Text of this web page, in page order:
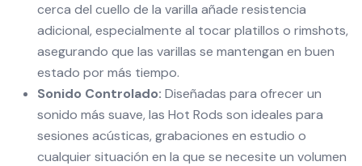
cerca del cuello de la varilla añade resistencia
adicional, especialmente al tocar platillos o rimshots,
asegurando que las varillas se mantengan en buen
estado por más tiempo.
Sonido Controlado: Diseñadas para ofrecer un
sonido más suave, las Hot Rods son ideales para
sesiones acústicas, grabaciones en estudio o
cualquier situación en la que se necesite un volumen